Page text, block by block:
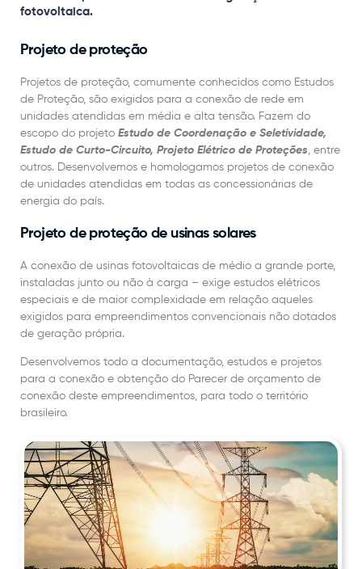
fotovoltaica.
Projeto de proteção
Projetos de proteção, comumente conhecidos como Estudos
de Proteção, são exigidos para a conexão de rede em
unidades atendidas em média e alta tensão. Fazem do
escopo do projeto Estudo de Coordenação e Seletividade,
Estudo de Curto-Circuito, Projeto Elétrico de Proteções, entre
outros. Desenvolvemos e homologamos projetos de conexão
de unidades atendidas em todas as concessionárias de
energia do país.
Projeto de proteção de usinas solares
A conexão de usinas fotovoltaicas de médio a grande porte,
instaladas junto ou não à carga – exige estudos elétricos
especiais e de maior complexidade em relação aqueles
exigidos para empreendimentos convencionais não dotados
de geração própria.
Desenvolvemos todo a documentação, estudos e projetos
para a conexão e obtenção do Parecer de orçamento de
conexão deste empreendimentos, para todo o território
brasileiro.